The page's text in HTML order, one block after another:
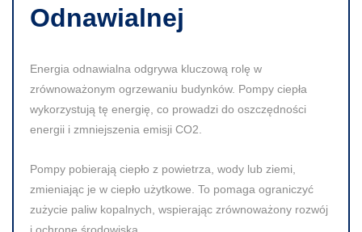
Odnawialnej
Energia odnawialna odgrywa kluczową rolę w
zrównoważonym ogrzewaniu budynków. Pompy ciepła
wykorzystują tę energię, co prowadzi do oszczędności
energii i zmniejszenia emisji CO2
Pompy pobierają ciepło z powietrza, wody lub ziemi,
zmieniając je w ciepło użytkowe. To pomaga ograniczyć
zużycie paliw kopalnych, wspierając zrównoważony rozwój
i ochronę środowiska.